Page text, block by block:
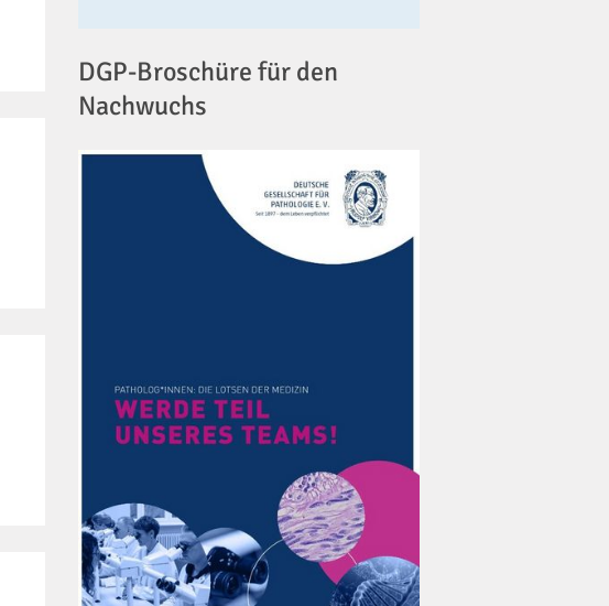
DGP-Broschüre für den
Nachwuchs